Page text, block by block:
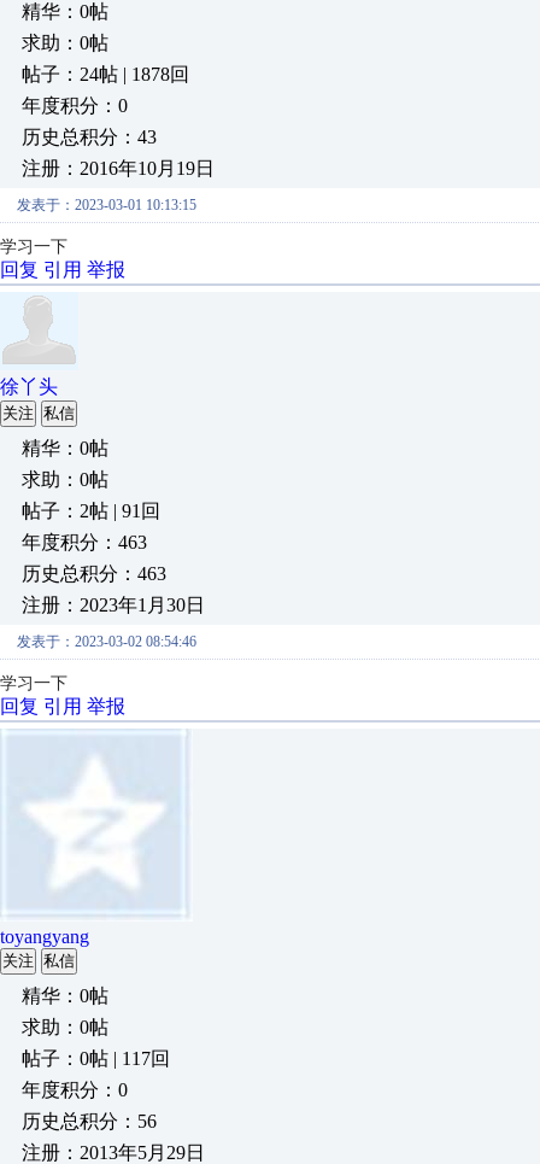
精华：0帖
求助：0帖
帖子：24帖 | 1878回
年度积分：0
历史总积分：43
注册：2016年10月19日
发表于：2023-03-01 10:13:15
学习一下
回复 引用 举报
徐丫头
关注 私信
精华：0帖
求助：0帖
帖子：2帖 | 91回
年度积分：463
历史总积分：463
注册：2023年1月30日
发表于：2023-03-02 08:54:46
学习一下
回复 引用 举报
toyangyang
关注 私信
精华：0帖
求助：0帖
帖子：0帖 | 117回
年度积分：0
历史总积分：56
注册：2013年5月29日